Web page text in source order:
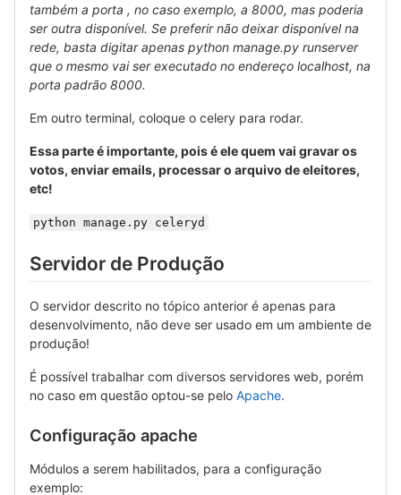
também a porta , no caso exemplo, a 8000, mas poderia
ser outra disponível. Se preferir não deixar disponível na
rede, basta digitar apenas python manage.py runserver
que o mesmo vai ser executado no endereço localhost, na
porta padrão 8000.
Em outro terminal, coloque o celery para rodar.
Essa parte é importante, pois é ele quem vai gravar os
votos, enviar emails, processar o arquivo de eleitores,
etc!
python manage.py celeryd
Servidor de Produção
O servidor descrito no tópico anterior é apenas para
desenvolvimento, não deve ser usado em um ambiente de
produção!
É possível trabalhar com diversos servidores web, porém
no caso em questão optou-se pelo Apache.
Configuração apache
Módulos a serem habilitados, para a configuração
exemplo: